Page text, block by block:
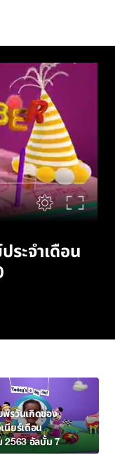
ดือนกันยายน
ะจำเดือน
รวันเกิดของ
นียร์เดือน
2563 อัลบั้ม 7